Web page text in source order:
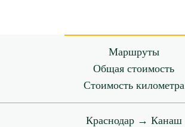
Маршруты
Общая стоимость
Стоимость километра
Краснодар → Канаш